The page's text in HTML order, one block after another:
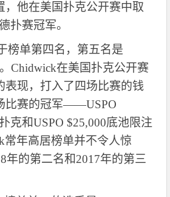
，他在美国扑克公开赛中取
扑赛冠军。
榜单第四名，第五名是
Chidwick在美国扑克公开赛
表现，打入了四场比赛的钱
比赛的冠军——USPO
克和USPO $25,000底池限注
常年高居榜单并不令人惊
年的第二名和2017年的第三